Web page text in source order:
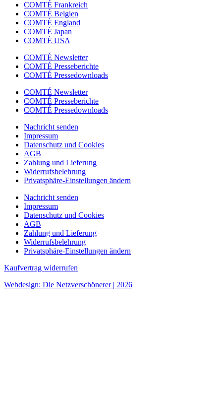
COMTÉ Frankreich
COMTÉ Belgien
COMTÉ England
COMTÉ Japan
COMTÉ USA
COMTÉ Newsletter
COMTÉ Presseberichte
COMTÉ Pressedownloads
COMTÉ Newsletter
COMTÉ Presseberichte
COMTÉ Pressedownloads
Nachricht senden
Impressum
Datenschutz und Cookies
AGB
Zahlung und Lieferung
Widerrufsbelehrung
Privatsphäre-Einstellungen ändern
Nachricht senden
Impressum
Datenschutz und Cookies
AGB
Zahlung und Lieferung
Widerrufsbelehrung
Privatsphäre-Einstellungen ändern
Kaufvertrag widerrufen
Webdesign: Die Netzverschönerer | 2026